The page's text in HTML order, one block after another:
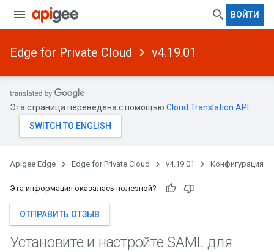
ВОЙТИ
Edge for Private Cloud v4.19.01
Эта страница переведена с помощью Cloud Translation API
Apigee Edge Edge for Private Cloud v4.19.01 Конфигурация
Эта информация оказалась полезной?
ОТПРАВИТЬ ОТЗЫВ
Установите и настройте SAML для